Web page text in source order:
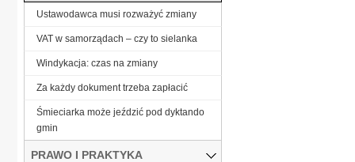
Ustawodawca musi rozważyć zmiany
VAT w samorządach – czy to sielanka
Windykacja: czas na zmiany
Za każdy dokument trzeba zapłacić
Śmieciarka może jeździć pod dyktando
gmin
PRAWO I PRAKTYKA